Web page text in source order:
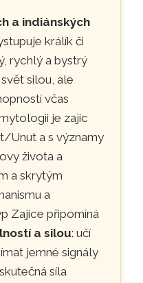
a indiánských
králík či
rychlý a bystrý
silou, ale
včas
je zajíc
Unut a s významy
života a
a skrytým
a
Zajíce připomíná
a silou: učí
jemné signály
síla